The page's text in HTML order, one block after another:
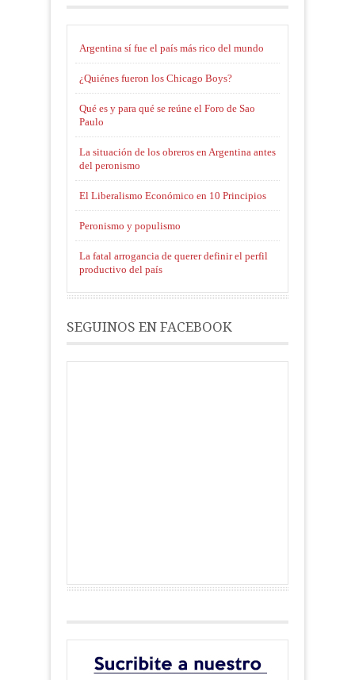
Argentina sí fue el país más rico del mundo
¿Quiénes fueron los Chicago Boys?
Qué es y para qué se reúne el Foro de Sao
Paulo
La situación de los obreros en Argentina antes
del peronismo
El Liberalismo Económico en 10 Principios
Peronismo y populismo
La fatal arrogancia de querer definir el perfil
productivo del país
SEGUINOS EN FACEBOOK